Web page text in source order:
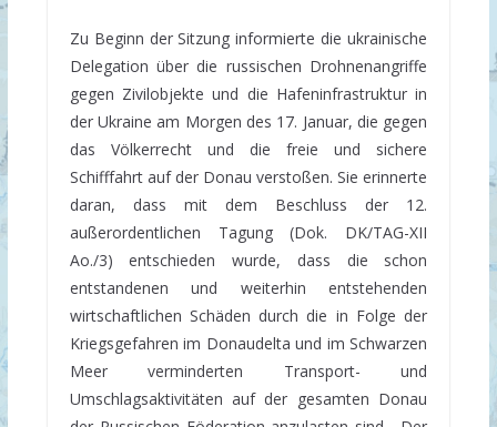
Zu Beginn der Sitzung informierte die ukrainische
Delegation über die russischen Drohnenangriffe
gegen Zivilobjekte und die Hafeninfrastruktur in
der Ukraine am Morgen des 17. Januar, die gegen
das Völkerrecht und die freie und sichere
Schifffahrt auf der Donau verstoßen. Sie erinnerte
daran, dass mit dem Beschluss der 12.
außerordentlichen Tagung (Dok. DK/TAG-XII
Ao./3) entschieden wurde, dass die schon
entstandenen und weiterhin entstehenden
wirtschaftlichen Schäden durch die in Folge der
Kriegsgefahren im Donaudelta und im Schwarzen
Meer verminderten Transport- und
Umschlagsaktivitäten auf der gesamten Donau